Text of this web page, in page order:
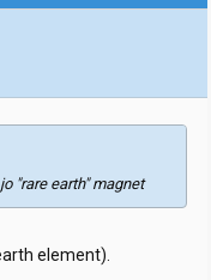
"rare earth" magnet
element).